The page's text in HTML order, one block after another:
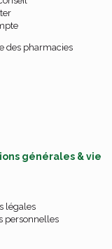
des pharmacies
générales & vie
légales
personnelles